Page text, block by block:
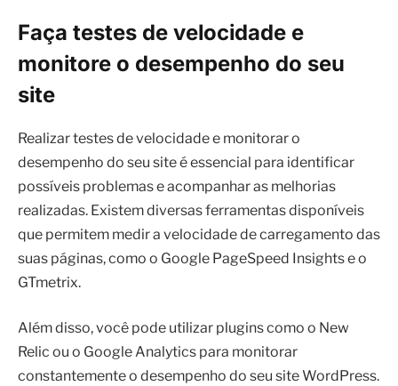
Faça testes de velocidade e
monitore o desempenho do seu
site
Realizar testes de velocidade e monitorar o
desempenho do seu site é essencial para identificar
possíveis problemas e acompanhar as melhorias
realizadas. Existem diversas ferramentas disponíveis
que permitem medir a velocidade de carregamento das
suas páginas, como o Google PageSpeed Insights e o
GTmetrix.
Além disso, você pode utilizar plugins como o New
Relic ou o Google Analytics para monitorar
constantemente o desempenho do seu site WordPress.